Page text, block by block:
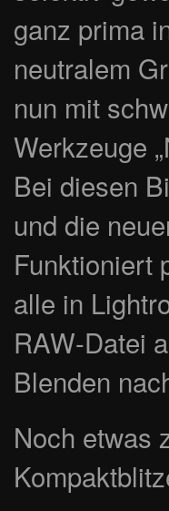
ganz prima
neutralem
nun mit
Werkzeuge
Bei diesen
und die
Funktioniert
alle in
RAW-Datei
Blenden
Noch etwas